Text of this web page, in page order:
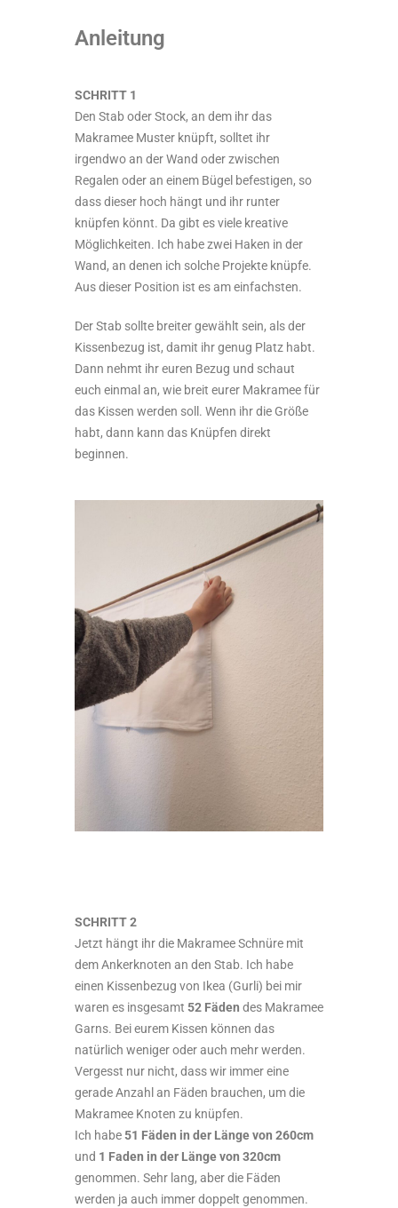
Anleitung
SCHRITT 1
Den Stab oder Stock, an dem ihr das
Makramee Muster knüpft, solltet ihr
irgendwo an der Wand oder zwischen
Regalen oder an einem Bügel befestigen, so
dass dieser hoch hängt und ihr runter
knüpfen könnt. Da gibt es viele kreative
Möglichkeiten. Ich habe zwei Haken in der
Wand, an denen ich solche Projekte knüpfe.
Aus dieser Position ist es am einfachsten.
Der Stab sollte breiter gewählt sein, als der
Kissenbezug ist, damit ihr genug Platz habt.
Dann nehmt ihr euren Bezug und schaut
euch einmal an, wie breit eurer Makramee für
das Kissen werden soll. Wenn ihr die Größe
habt, dann kann das Knüpfen direkt
beginnen.
SCHRITT 2
Jetzt hängt ihr die Makramee Schnüre mit
dem Ankerknoten an den Stab. Ich habe
einen Kissenbezug von Ikea (Gurli) bei mir
waren es insgesamt 52 Fäden des Makramee
Garns. Bei eurem Kissen können das
natürlich weniger oder auch mehr werden.
Vergesst nur nicht, dass wir immer eine
gerade Anzahl an Fäden brauchen, um die
Makramee Knoten zu knüpfen.
Ich habe51 Fäden in der Länge von 260cm
und 1 Faden in der Länge von 320cm
genommen. Sehr lang, aber die Fäden
werden ja auch immer doppelt genommen.